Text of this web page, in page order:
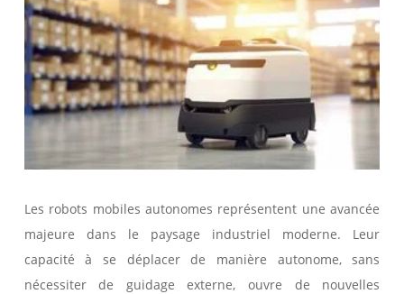
Les robots mobiles autonomes représentent une avancée
majeure dans le paysage industriel moderne. Leur
capacité à se déplacer de manière autonome, sans
nécessiter de guidage externe, ouvre de nouvelles